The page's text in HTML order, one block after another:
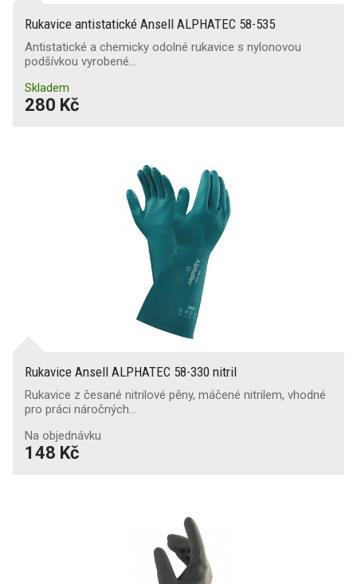
Rukavice antistatické Ansell ALPHATEC 58-535
Antistatické a chemicky odolné rukavice s nylonovou
podšívkou vyrobené…
Skladem
280 Kč
Rukavice Ansell ALPHATEC 58-330 nitril
Rukavice z česané nitrilové pěny, máčené nitrilem, vhodné
pro práci náročných…
Na objednávku
148 Kč